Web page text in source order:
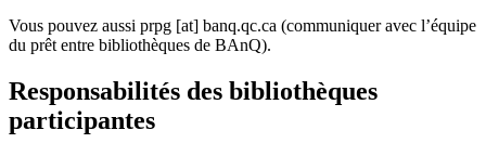
Vous pouvez aussi prpg [at] banq.qc.ca (communiquer avec l’équipe
du prêt entre bibliothèques de BAnQ).
Responsabilités des bibliothèques
participantes